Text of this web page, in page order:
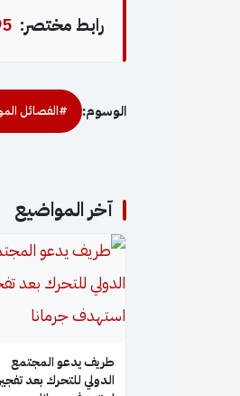
رابط مختصر:
الوسوم: #الفصائل
آخر المواضيع
طريف يدعو المجتمع
الدولي للتحرك بعد